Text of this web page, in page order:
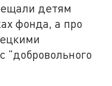
детям
фонда, а про